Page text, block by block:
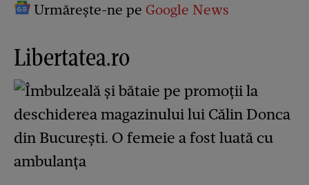
Urmărește-ne pe Google News
Libertatea.ro